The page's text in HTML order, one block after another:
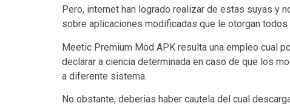
Pero, internet han logrado realizar de estas suyas y
sobre aplicaciones modificadas que le otorgan todos
Meetic Premium Mod APK resulta una empleo cual
declarar a ciencia determinada en caso de que los
a diferente sistema.
No obstante, deberias haber cautela del cual